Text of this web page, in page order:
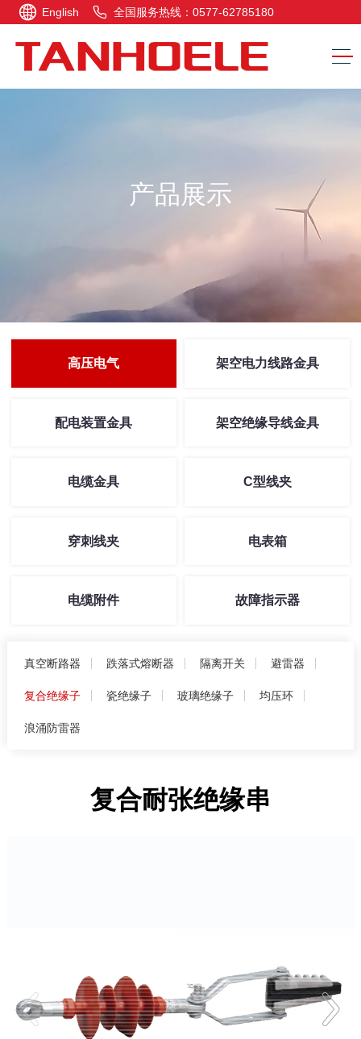
English 全国服务热线：0577-62785180
产品展示
高压电气 架空电力线路金具
配电装置金具 架空绝缘导线金具
电缆金具 C型线夹
穿刺线夹 电表箱
电缆附件 故障指示器
真空断路器 跌落式熔断器 隔离开关 避雷器
复合绝缘子 瓷绝缘子 玻璃绝缘子 均压环
浪涌防雷器
复合耐张绝缘串